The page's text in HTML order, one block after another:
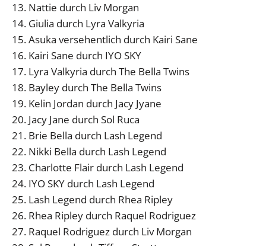
13. Nattie durch Liv Morgan
14. Giulia durch Lyra Valkyria
15. Asuka versehentlich durch Kairi Sane
16. Kairi Sane durch IYO SKY
17. Lyra Valkyria durch The Bella Twins
18. Bayley durch The Bella Twins
19. Kelin Jordan durch Jacy Jyane
20. Jacy Jane durch Sol Ruca
21. Brie Bella durch Lash Legend
22. Nikki Bella durch Lash Legend
23. Charlotte Flair durch Lash Legend
24. IYO SKY durch Lash Legend
25. Lash Legend durch Rhea Ripley
26. Rhea Ripley durch Raquel Rodriguez
27. Raquel Rodriguez durch Liv Morgan